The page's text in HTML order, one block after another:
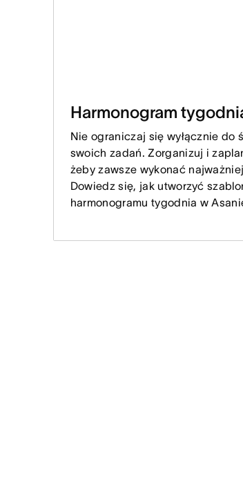
Harmonogram
Nie ograniczaj się wyłącznie do
swoich zadań. Zorganizuj i
żeby zawsze wykonać
Dowiedz się, jak utworzyć
harmonogramu tygodnia w